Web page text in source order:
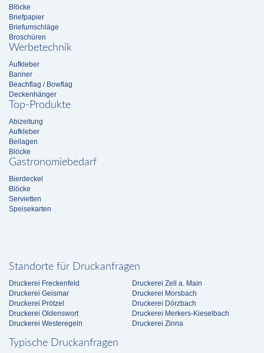
Blöcke
Briefpapier
Briefumschläge
Broschüren
Werbetechnik
Aufkleber
Banner
Beachflag / Bowflag
Deckenhänger
Top-Produkte
Abizeitung
Aufkleber
Beilagen
Blöcke
Gastronomiebedarf
Bierdeckel
Blöcke
Servietten
Speisekarten
Standorte für Druckanfragen
Druckerei Freckenfeld
Druckerei Geismar
Druckerei Prötzel
Druckerei Oldenswort
Druckerei Westeregeln
Druckerei Zell a. Main
Druckerei Morsbach
Druckerei Dörzbach
Druckerei Merkers-Kieselbach
Druckerei Zinna
Typische Druckanfragen